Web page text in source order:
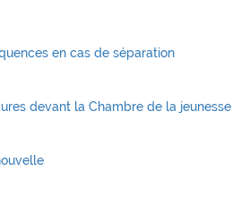
en cas de séparation
devant la Chambre de la jeunesse